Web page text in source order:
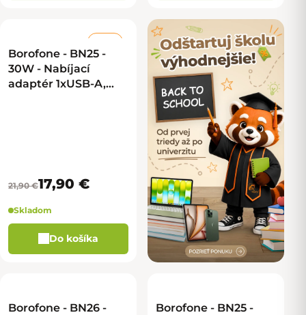
Borofone - BN25 -
30W - Nabíjací
adaptér 1xUSB-A,
21,90 €17,90 €
Skladom
Do košíka
Borofone - BN26 -
Borofone - BN25 -